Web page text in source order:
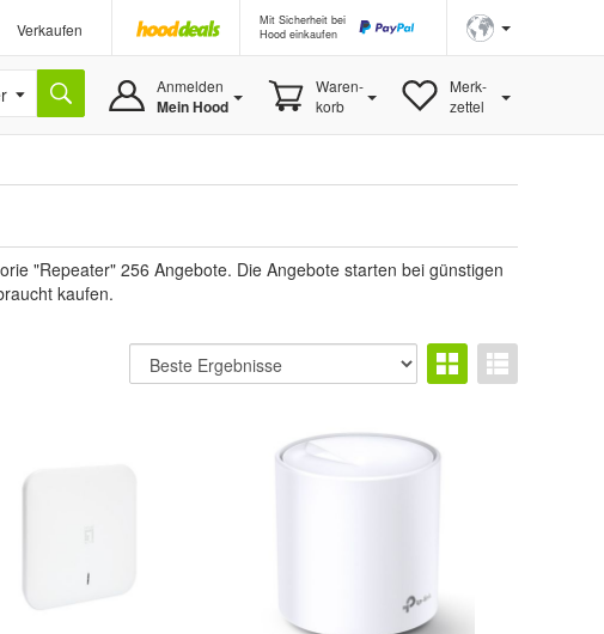
Verkaufen
Mit Sicherheit bei
Hood einkaufen
Anmelden
Mein Hood
Waren-
korb
Merk-
zettel
"Repeater" 256 Angebote. Die Angebote starten bei günstigen
kaufen.